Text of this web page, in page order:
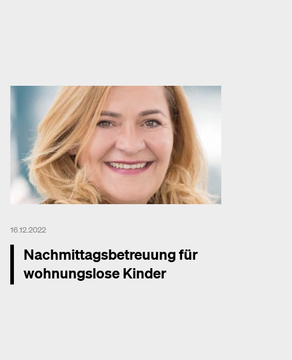
16.12.2022
Nachmittagsbetreuung für
wohnungslose Kinder